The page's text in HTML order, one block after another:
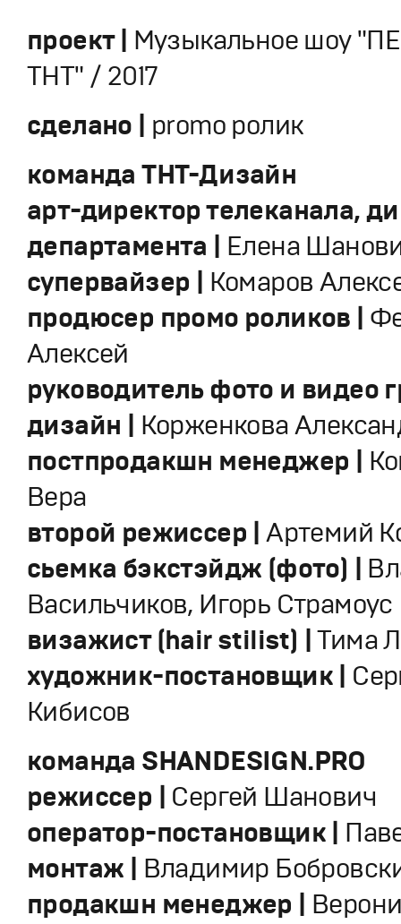
проект | ​Музыкальное шоу
ТНТ" / 2017
сделано | promo ролик
команда ТНТ-Дизайн
арт-директор телеканала,
департамента | Елена
супервайзер | Комаров
продюсер промо роликов |
Алексей ​
руководитель фото и видео
дизайн | Корженкова
постпродакшн менеджер |
Вера
второй режиссер |Артемий
сьемка бэкстэйдж (фото) |
Васильчиков, Игорь Страмоус
визажист (hair stilist) |Тима
художник-постановщик |​
Кибисов
команда SHANDESIGN.PRO
режиссер | Сергей Шанович
оператор-постановщик |
монтаж | Владимир
продакшн менеджер |